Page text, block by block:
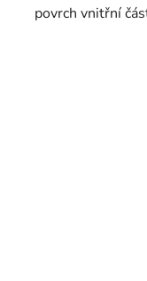
povrch vnitřní